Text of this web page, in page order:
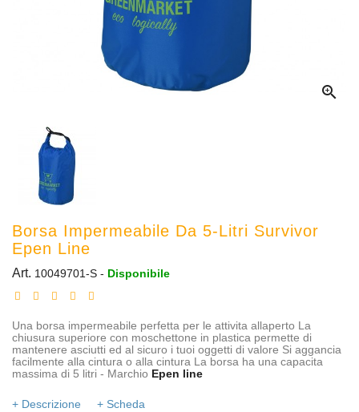

Borsa Impermeabile Da 5-Litri Survivor
Epen Line
Art. 10049701-S - Disponibile
Una borsa impermeabile perfetta per le attivita allaperto La
chiusura superiore con moschettone in plastica permette di
mantenere asciutti ed al sicuro i tuoi oggetti di valore Si aggancia
facilmente alla cintura o alla cintura La borsa ha una capacita
massima di 5 litri - Marchio Epen line
+ Descrizione + Scheda